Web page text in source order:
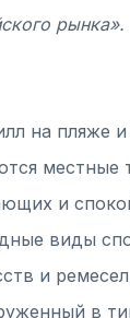
рынка».
на пляже
местные
и
виды
и
в